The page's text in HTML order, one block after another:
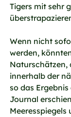
Tigers mit sehr
Wenn nicht
werden,
Naturschätzen,
innerhalb der
so das
Journal
Meeresspiegels